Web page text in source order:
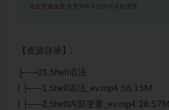
点击开通会员 免费享有本站所有课程资源
【资源目录】:
├──01.Shell语法
| ├──1.Shell语法_ev.mp4 56.15M
| ├──2.Shell内部变量_ev.mp4 28.57M